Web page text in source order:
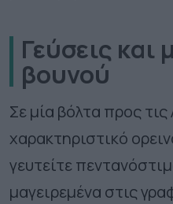
Γεύσεις και
βουνού
Σε μία βόλτα προς
χαρακτηριστικό
γευτείτε
μαγειρεμένα στις